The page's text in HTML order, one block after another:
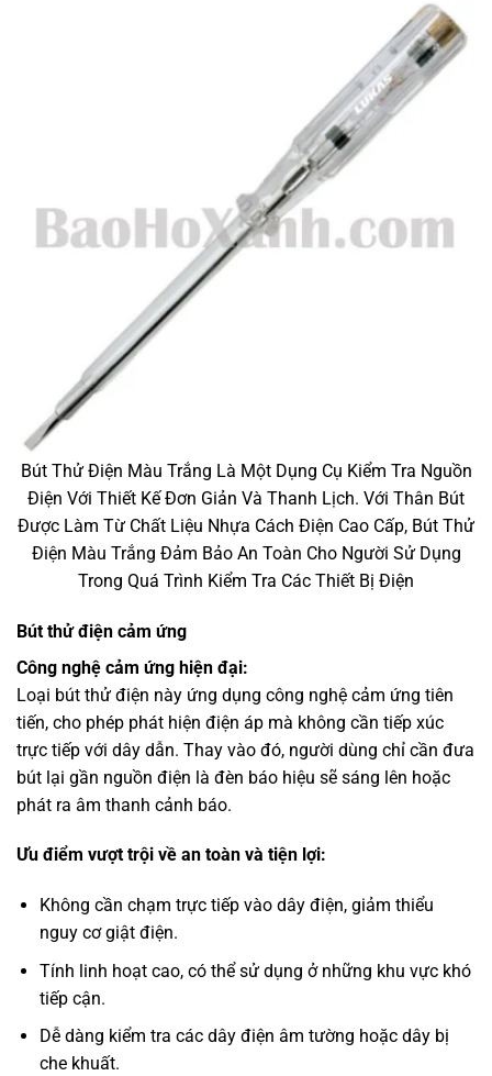
Bút Thử Điện Màu Trắng Là Một Dụng Cụ Kiểm Tra Nguồn
Điện Với Thiết Kế Đơn Giản Và Thanh Lịch. Với Thân Bút
Được Làm Từ Chất Liệu Nhựa Cách Điện Cao Cấp, Bút Thử
Điện Màu Trắng Đảm Bảo An Toàn Cho Người Sử Dụng
Trong Quá Trình Kiểm Tra Các Thiết Bị Điện
Bút thử điện cảm ứng
Công nghệ cảm ứng hiện đại:
Loại bút thử điện này ứng dụng công nghệ cảm ứng tiên
tiến, cho phép phát hiện điện áp mà không cần tiếp xúc
trực tiếp với dây dẫn. Thay vào đó, người dùng chỉ cần đưa
bút lại gần nguồn điện là đèn báo hiệu sẽ sáng lên hoặc
phát ra âm thanh cảnh báo.
Ưu điểm vượt trội về an toàn và tiện lợi:
Không cần chạm trực tiếp vào dây điện, giảm thiểu
nguy cơ giật điện.
Tính linh hoạt cao, có thể sử dụng ở những khu vực khó
tiếp cận.
Dễ dàng kiểm tra các dây điện âm tường hoặc dây bị
che khuất.